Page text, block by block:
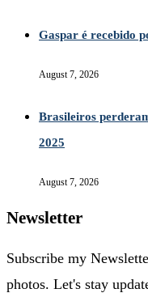
Gaspar é recebido
August 7, 2026
Brasileiros
2025
August 7, 2026
Newsletter
Subscribe my
photos. Let's stay